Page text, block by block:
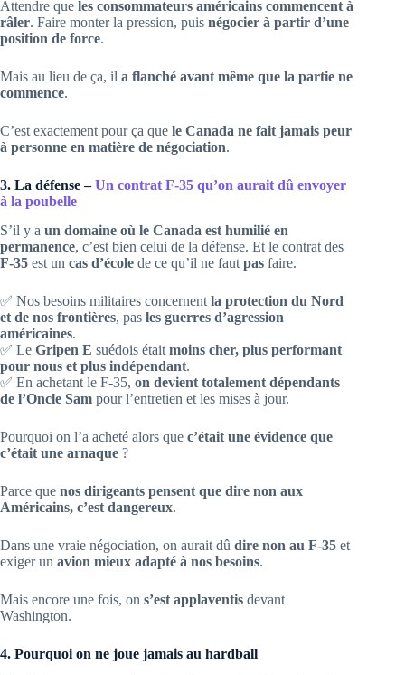
Attendre que les consommateurs américains commencent à
râler. Faire monter la pression, puis négocier à partir d’une
position de force.
Mais au lieu de ça, il a flanché avant même que la partie ne
commence.
C’est exactement pour ça que le Canada ne fait jamais peur
à personne en matière de négociation.
3. La défense –Un contrat F-35 qu’on aurait dû envoyer
à la poubelle
S’il y a un domaine où le Canada est humilié en
permanence, c’est bien celui de la défense. Et le contrat des
F-35 est un cas d’école de ce qu’il ne faut pas faire.
✅ Nos besoins militaires concernent la protection du Nord
et de nos frontières, pas les guerres d’agression
américaines.
✅ Le Gripen E suédois était moins cher, plus performant
pour nous et plus indépendant.
✅ En achetant le F-35, on devient totalement dépendants
de l’Oncle Sam pour l’entretien et les mises à jour.
Pourquoi on l’a acheté alors que c’était une évidence que
c’était une arnaque ?
Parce que nos dirigeants pensent que dire non aux
Américains, c’est dangereux.
Dans une vraie négociation, on aurait dû dire non au F-35 et
exiger un avion mieux adapté à nos besoins.
Mais encore une fois, on s’est applaventis devant
Washington.
4. Pourquoi on ne joue jamais au hardball